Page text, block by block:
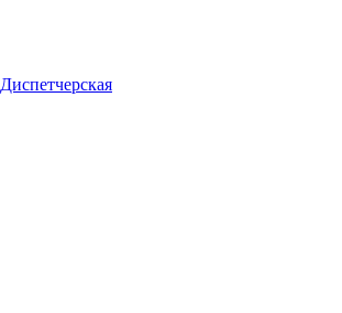
Диспетчерская